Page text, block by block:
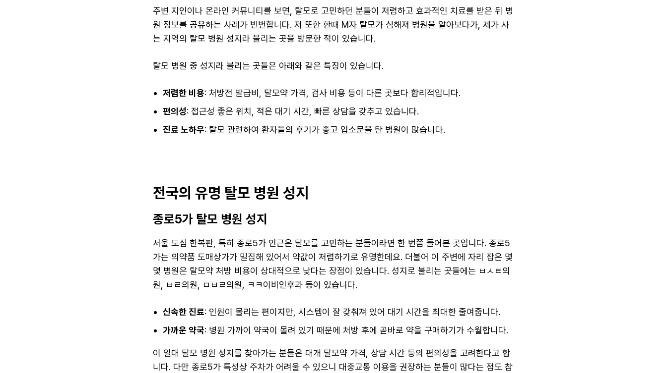
주변 지인이나 온라인 커뮤니티를 보면, 탈모로 고민하던 분들이 저렴하고 효과적인 치료를 받은 뒤 병
원 정보를 공유하는 사례가 빈번합니다. 저 또한 한때 M자 탈모가 심해져 병원을 알아보다가, 제가 사
는 지역의 탈모 병원 성지라 불리는 곳을 방문한 적이 있습니다.
탈모 병원 중 성지라 불리는 곳들은 아래와 같은 특징이 있습니다.
저렴한 비용: 처방전 발급비, 탈모약 가격, 검사 비용 등이 다른 곳보다 합리적입니다.
편의성: 접근성 좋은 위치, 적은 대기 시간, 빠른 상담을 갖추고 있습니다.
진료 노하우: 탈모 관련하여 환자들의 후기가 좋고 입소문을 탄 병원이 많습니다.
전국의 유명 탈모 병원 성지
종로5가 탈모 병원 성지
서울 도심 한복판, 특히 종로5가 인근은 탈모를 고민하는 분들이라면 한 번쯤 들어본 곳입니다. 종로5
가는 의약품 도매상가가 밀집해 있어서 약값이 저렴하기로 유명한데요. 더불어 이 주변에 자리 잡은 몇
몇 병원은 탈모약 처방 비용이 상대적으로 낮다는 장점이 있습니다. 성지로 불리는 곳들에는 ㅂㅅㅌ의
원, ㅂㄹ의원, ㅁㅂㄹ의원, ㅋㅋ이비인후과 등이 있습니다.
신속한 진료: 인원이 몰리는 편이지만, 시스템이 잘 갖춰져 있어 대기 시간을 최대한 줄여줍니다.
가까운 약국: 병원 가까이 약국이 몰려 있기 때문에 처방 후에 곧바로 약을 구매하기가 수월합니다.
이 일대 탈모 병원 성지를 찾아가는 분들은 대개 탈모약 가격, 상담 시간 등의 편의성을 고려한다고 합
니다. 다만 종로5가 특성상 주차가 어려울 수 있으니 대중교통 이용을 권장하는 분들이 많다는 점도 참